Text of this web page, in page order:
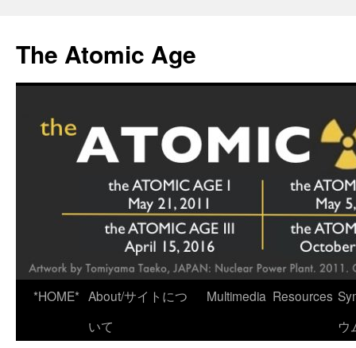
content
The Atomic Age
*HOME* About/サイトにつ
いて
Multimedia Resources
ウ